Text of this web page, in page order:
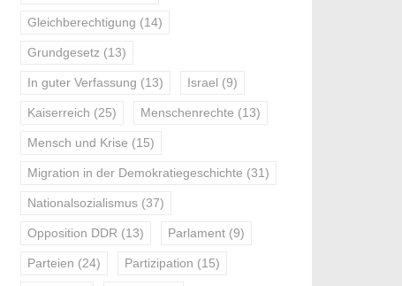
Gleichberechtigung (14)
Grundgesetz (13)
In guter Verfassung (13) Israel (9)
Kaiserreich (25) Menschenrechte (13)
Mensch und Krise (15)
Migration in der Demokratiegeschichte (31)
Nationalsozialismus (37)
Opposition DDR (13) Parlament (9)
Parteien (24) Partizipation (15)